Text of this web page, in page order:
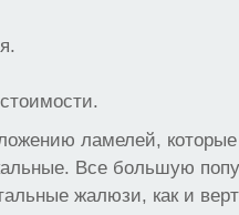
ламелей,
Все большую
жалюзи, как и